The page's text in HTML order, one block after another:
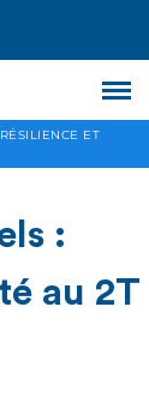
ET
:
au 2T